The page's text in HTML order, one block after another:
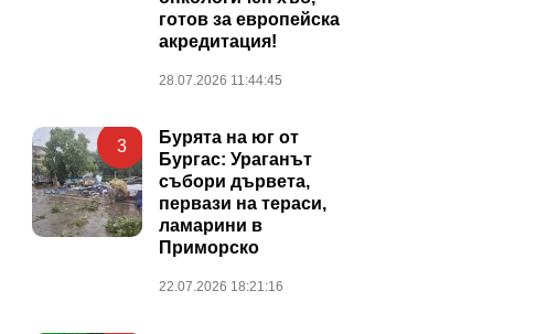
готов за европейска
акредитация!
28.07.2026 11:44:45
3
Бурята на юг от
Бургас: Ураганът
събори дървета,
первази на тераси,
ламарини в
Приморско
22.07.2026 18:21:16